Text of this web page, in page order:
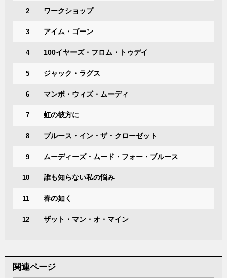
2 ワークショップ
3 アイム・ゴーン
4 100イヤーズ・フロム・トゥデイ
5 ジャック・ラグス
6 マンボ・ウィズ・ムーディ
7 虹の彼方に
8 ブルース・イン・ザ・クローゼット
9 ムーディーズ・ムード・フォー・ブルース
10 誰も知らない私の悩み
11 春の如く
12 ザット・マン・オ・マイン
関連ページ